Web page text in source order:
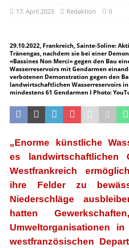
17. April 2023 Redaktion 0
29.10.2022, Frankreich, Sainte-Soline:
Tränengas, nachdem sie bei einer
«Bassines Non Merci» gegen den Bau
Wasserreservoirs mit Gendarmen
verbotenen Demonstration gegen den
landwirtschaftlichen Wasserreservoirs
mindestens 61 Gendarmen I Photo:
„Enorme künstliche
es landwirtschaftlichen
Westfrankreich
ihre Felder zu
Niederschläge
hatten
Umweltorganisationen
westfranzösischen